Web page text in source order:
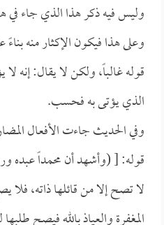
وليس فيه ذكر هذا الذي جاء في
وعلى هذا فيكون الإكثار منه
قوله غالباً، ولكن لا يقال: إنه
الذي يؤتى به فحسب.
وفي الحديث جاءت الأفعال
قوله: [ (وأشهد أن محمداً عبده
لا تصح إلا من قائلها ذاته، فلا